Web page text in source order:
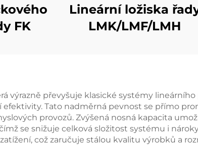
FK
Lineární ložiska
LMK/LMF/LMH
výrazně převyšuje klasické systémy
efektivity. Tato nadměrná pevnost se přímo
provozů. Zvýšená nosná kapacita
se snižuje celková složitost systému i
což zaručuje stálou kvalitu výrobků a